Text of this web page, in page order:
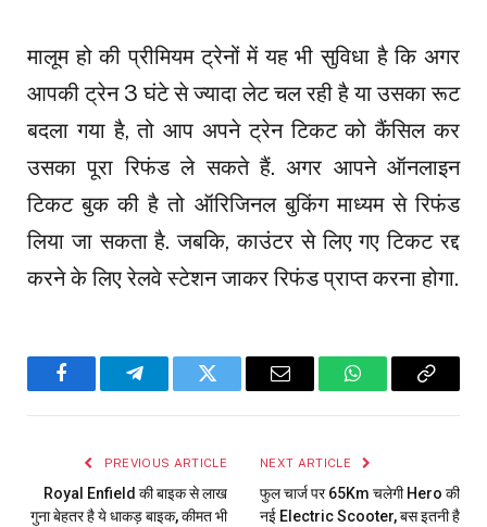
मालूम हो की प्रीमियम ट्रेनों में यह भी सुविधा है कि अगर
आपकी ट्रेन 3 घंटे से ज्यादा लेट चल रही है या उसका रूट
बदला गया है, तो आप अपने ट्रेन टिकट को कैंसिल कर
उसका पूरा रिफंड ले सकते हैं. अगर आपने ऑनलाइन
टिकट बुक की है तो ऑरिजिनल बुकिंग माध्यम से रिफंड
लिया जा सकता है. जबकि, काउंटर से लिए गए टिकट रद्द
करने के लिए रेलवे स्टेशन जाकर रिफंड प्राप्त करना होगा.
FacebookTelegramTwitter Email WhatsAppCopy
PREVIOUS ARTICLE
Royal Enfield की बाइक से लाख
गुना बेहतर है ये धाकड़ बाइक, कीमत भी
NEXT ARTICLE
फुल चार्ज पर 65Km चलेगी Hero की
नई Electric Scooter, बस इतनी है